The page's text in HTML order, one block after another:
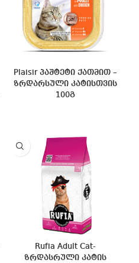
Plaisir პაშტეტი ქათმით –
ზრდარსული კატისთვის
100გ
Rufia Adult Cat-
ზრდასრული კატის